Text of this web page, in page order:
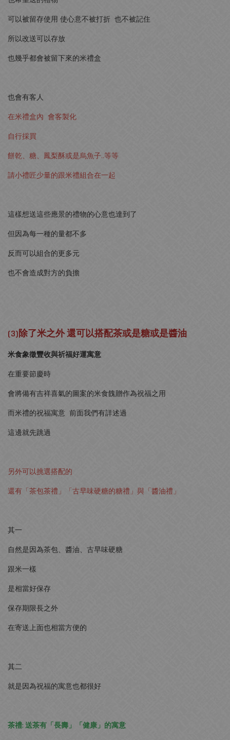
可以被留存使用 使心意不被打折 也不被記住
所以改送可以存放
也幾乎都會被留下來的米禮盒
也會有客人
在米禮盒內 會客製化
自行採買
餅乾、糖、鳳梨酥或是烏魚子..等等
請小禮匠少量的跟米禮組合在一起
這樣想送這些應景的禮物的心意也達到了
但因為每一種的量都不多
反而可以組合的更多元
也不會造成對方的負擔
(3)除了米之外 還可以搭配茶或是糖或是醬油
米食象徵豐收與祈福好運寓意
在重要節慶時
會將備有吉祥喜氣的圖案的米食餽贈作為祝福之用
而米禮的祝福寓意 前面我們有詳述過
這邊就先跳過
另外可以挑選搭配的
還有「茶包茶禮」「古早味硬糖的糖禮」與「醬油禮」
其一
自然是因為茶包、醬油、古早味硬糖
跟米一樣
是相當好保存
保存期限長之外
在寄送上面也相當方便的
其二
就是因為祝福的寓意也都很好
茶禮: 送茶有「長壽」「健康」的寓意